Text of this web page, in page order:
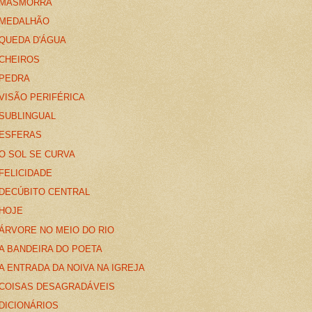
D'ÁGUA
PERIFÉRICA
SOL SE CURVA
CENTRAL
NO MEIO DO RIO
BANDEIRA DO POETA
ENTRADA DA NOIVA NA IGREJA
DESAGRADÁVEIS